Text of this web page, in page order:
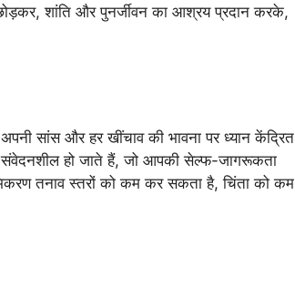
शांति और पुनर्जीवन का आश्रय प्रदान करके,
सांस और हर खींचाव की भावना पर ध्यान केंद्रित
हो जाते हैं, जो आपकी सेल्फ-जागरूकता
तनाव स्तरों को कम कर सकता है, चिंता को कम